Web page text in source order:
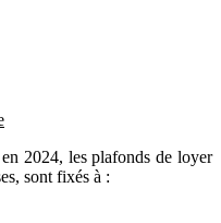
2024, les plafonds de loyer
sont fixés à :